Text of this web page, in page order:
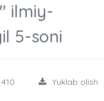
ilmiy-
5-soni
Yuklab olish